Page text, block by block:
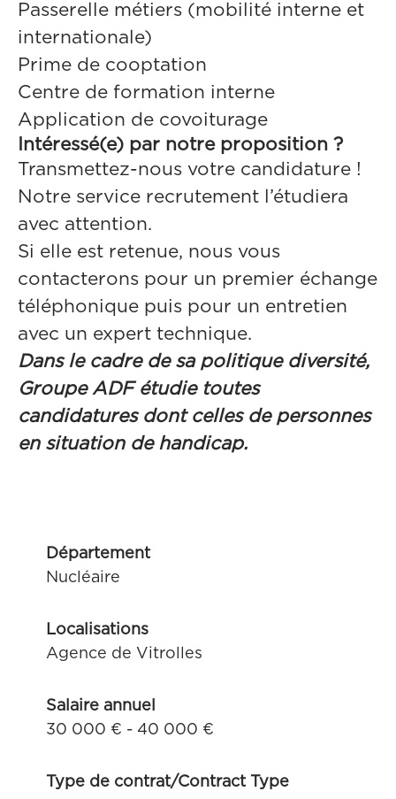
Passerelle métiers (mobilité interne et
internationale)
Prime de cooptation
Centre de formation interne
Application de covoiturage
Intéressé(e) par notre proposition ?
Transmettez-nous votre candidature !
Notre service recrutement l’étudiera
avec attention.
Si elle est retenue, nous vous
contacterons pour un premier échange
téléphonique puis pour un entretien
avec un expert technique.
Dans le cadre de sa politique diversité,
Groupe ADF étudie toutes
candidatures dont celles de personnes
en situation de handicap.
Département
Nucléaire
Localisations
Agence de Vitrolles
Salaire annuel
30 000 € - 40 000 €
Type de contrat/Contract Type